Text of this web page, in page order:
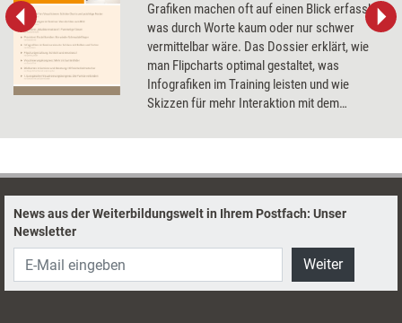
Grafiken machen oft auf einen Blick erfassbar,
was durch Worte kaum oder nur schwer
vermittelbar wäre. Das Dossier erklärt, wie
man Flipcharts optimal gestaltet, was
Infografiken im Training leisten und wie
Skizzen für mehr Interaktion mit dem
News aus der Weiterbildungswelt in Ihrem Postfach: Unser
Newsletter
Weiter